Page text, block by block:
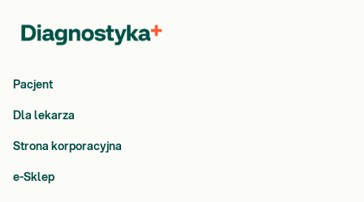
Pacjent
Dla lekarza
Strona korporacyjna
e-Sklep